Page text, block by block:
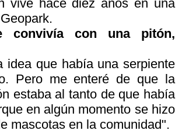
vive hace diez años en una
convivía con una pitón,
idea que había una serpiente
Pero me enteré de que la
estaba al tanto de que había
en algún momento se hizo
mascotas en la comunidad".